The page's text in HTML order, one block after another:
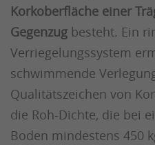
Korkoberfläche einer
Gegenzug besteht. Ein
Verriegelungssystem
schwimmende
Qualitätszeichen von
die Roh-Dichte, die bei
Boden mindestens 450